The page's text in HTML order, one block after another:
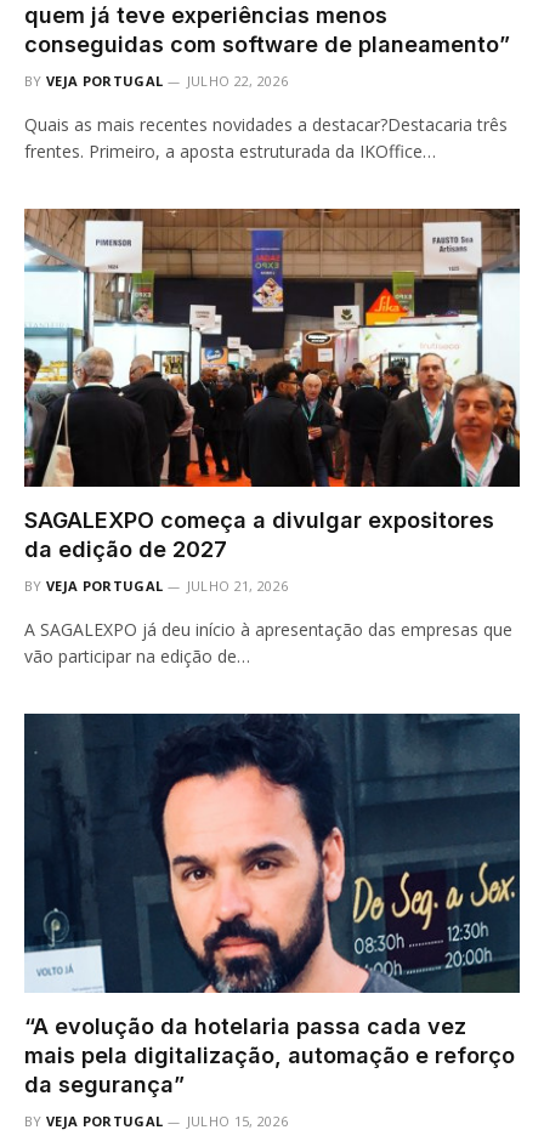
quem já teve experiências menos
conseguidas com software de planeamento”
BY VEJA PORTUGAL JULHO 22, 2026
Quais as mais recentes novidades a destacar?Destacaria três
frentes. Primeiro, a aposta estruturada da IKOffice…
SAGALEXPO começa a divulgar expositores
da edição de 2027
BY VEJA PORTUGAL JULHO 21, 2026
A SAGALEXPO já deu início à apresentação das empresas que
vão participar na edição de…
“A evolução da hotelaria passa cada vez
mais pela digitalização, automação e reforço
da segurança”
BY VEJA PORTUGAL JULHO 15, 2026